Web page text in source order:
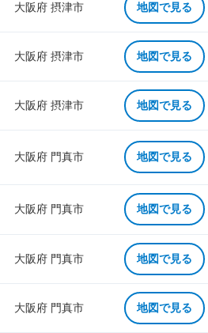
大阪府 摂津市 地図で見る
大阪府 摂津市 地図で見る
大阪府 摂津市 地図で見る
大阪府 門真市 地図で見る
大阪府 門真市 地図で見る
大阪府 門真市 地図で見る
大阪府 門真市 地図で見る